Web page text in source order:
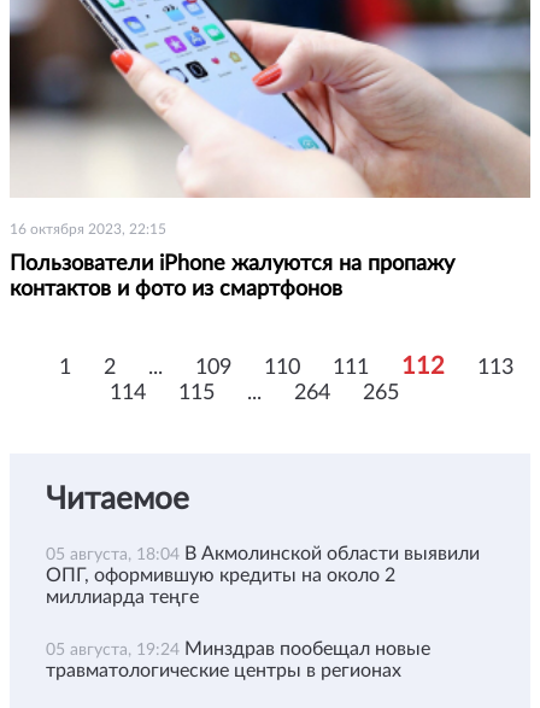
16 октября 2023, 22:15
Пользователи iPhone жалуются на пропажу
контактов и фото из смартфонов
1 2 ... 109 110 111 112
113
114
115 ... 264 265
Читаемое
05 августа, 18:04 В Акмолинской области выявили
ОПГ, оформившую кредиты на около 2
миллиарда теңге
05 августа, 19:24 Минздрав пообещал новые
травматологические центры в регионах